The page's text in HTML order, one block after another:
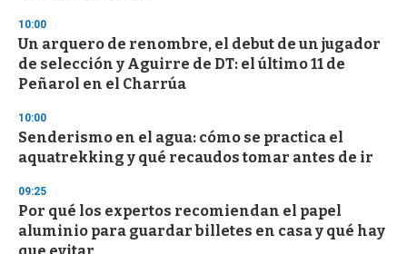
10:00
Un arquero de renombre, el debut de un jugador
de selección y Aguirre de DT: el último 11 de
Peñarol en el Charrúa
10:00
Senderismo en el agua: cómo se practica el
aquatrekking y qué recaudos tomar antes de ir
09:25
Por qué los expertos recomiendan el papel
aluminio para guardar billetes en casa y qué hay
que evitar